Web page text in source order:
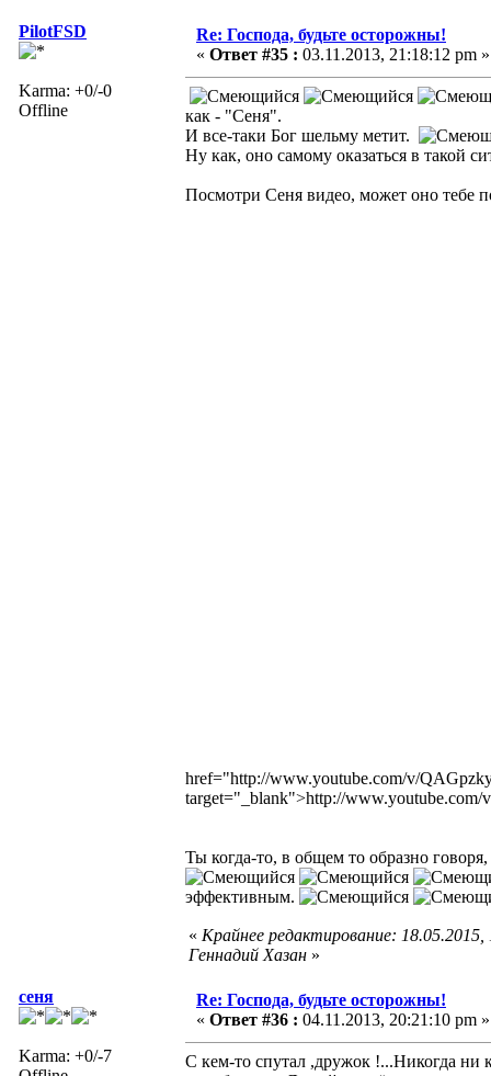
PilotFSD
Karma: +0/-0
Offline
Re: Господа, будьте осторожны!
« Ответ #35 : 03.11.2013, 21:18:12 pm »
как - "Сеня".
И все-таки Бог шельму метит.
Ну как, оно самому оказаться в такой
Посмотри Сеня видео, может оно тебе
href="http://www.youtube.com/v/
target="_blank">http://
Ты когда-то, в общем то образно
эффективным.
« Крайнее редактирование:
Геннадий Хазан »
сеня
Karma: +0/-7
Re: Господа, будьте осторожны!
« Ответ #36 : 04.11.2013, 20:21:10 pm »
С кем-то спутал ,дружок !...Никогда ни